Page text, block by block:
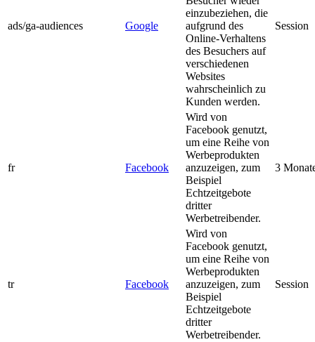
ads/ga-audiences Google
einzubeziehen, die
aufgrund des
Online-Verhaltens
des Besuchers auf
verschiedenen
Websites
wahrscheinlich zu
Kunden werden.
Session
fr Facebook
Wird von
Facebook genutzt,
um eine Reihe von
Werbeprodukten
anzuzeigen, zum
Beispiel
Echtzeitgebote
dritter
Werbetreibender.
3
tr Facebook
Wird von
Facebook genutzt,
um eine Reihe von
Werbeprodukten
anzuzeigen, zum
Beispiel
Echtzeitgebote
dritter
Werbetreibender.
Session